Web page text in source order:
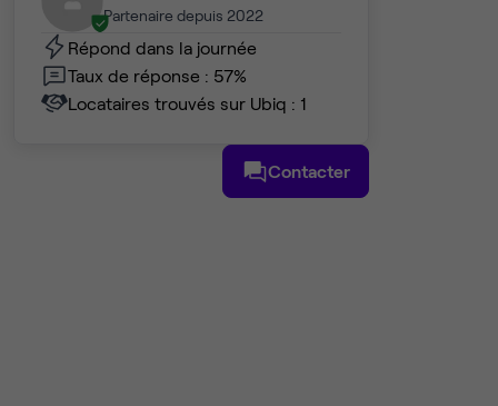
Partenaire depuis 2022
Répond dans la journée
Taux de réponse : 57%
Locataires trouvés sur Ubiq : 1
Contacter